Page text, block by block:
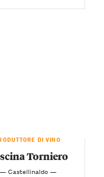
DI VINO
Torniero
— Castellinaldo —